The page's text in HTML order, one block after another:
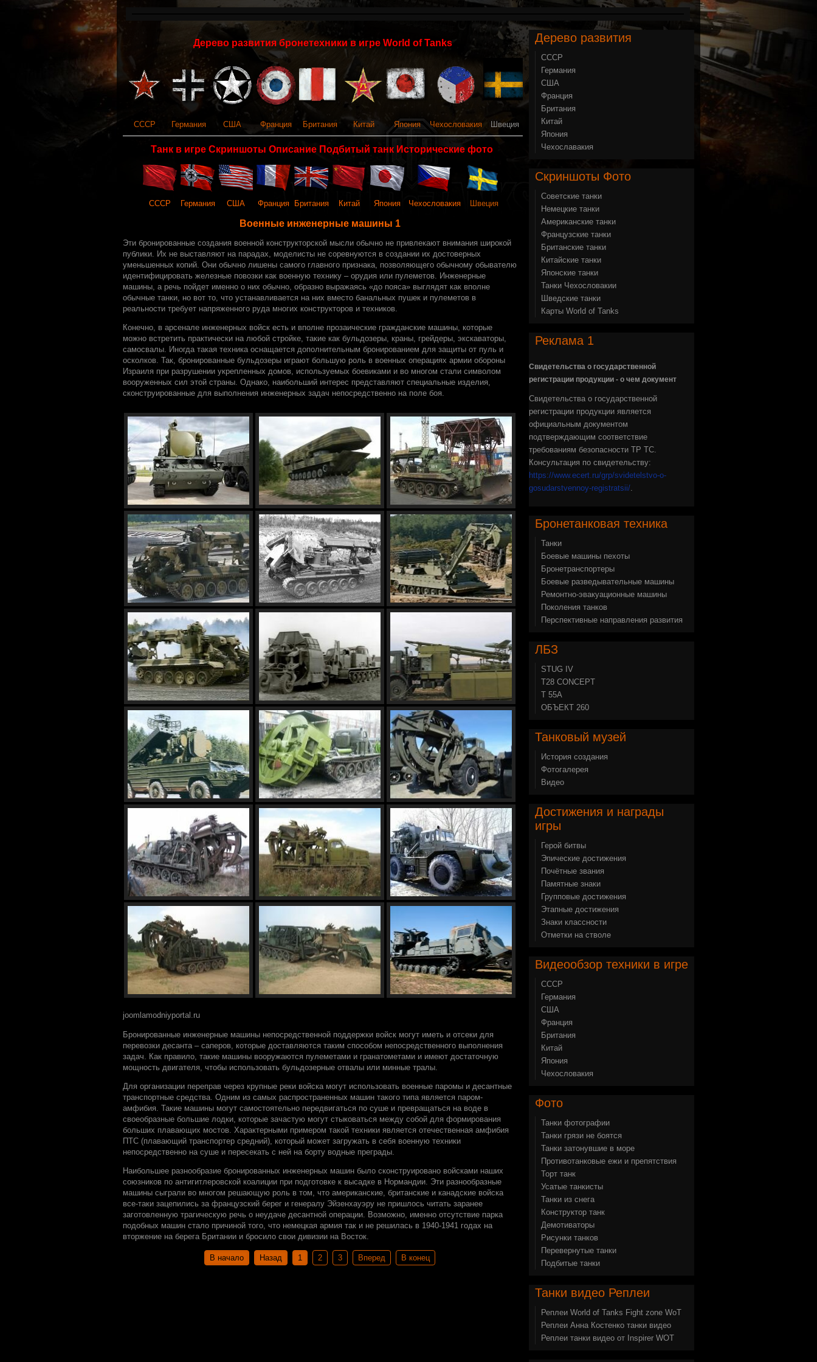
Дерево развития бронетехники в игре World of Tanks
СССР Германия США Франция Британия Китай Япония Чехословакия Швеция
Танк в игре Скриншоты Описание Подбитый танк Исторические фото
СССР Германия США Франция Британия Китай Япония Чехословакия Швеция
Военные инженерные машины 1
Эти бронированные создания военной конструкторской мысли обычно не привлекают внимания широкой
публики. Их не выставляют на парадах, моделисты не соревнуются в создании их достоверных
уменьшенных копий. Они обычно лишены самого главного признака, позволяющего обычному обывателю
идентифицировать железные повозки как военную технику – орудия или пулеметов. Инженерные
машины, а речь пойдет именно о них обычно, образно выражаясь «до пояса» выглядят как вполне
обычные танки, но вот то, что устанавливается на них вместо банальных пушек и пулеметов в
реальности требует напряженного руда многих конструкторов и техников.
Конечно, в арсенале инженерных войск есть и вполне прозаические гражданские машины, которые
можно встретить практически на любой стройке, такие как бульдозеры, краны, грейдеры, экскаваторы,
самосвалы. Иногда такая техника оснащается дополнительным бронированием для защиты от пуль и
осколков. Так, бронированные бульдозеры играют большую роль в военных операциях армии обороны
Израиля при разрушении укрепленных домов, используемых боевиками и во многом стали символом
вооруженных сил этой страны. Однако, наибольший интерес представляют специальные изделия,
сконструированные для выполнения инженерных задач непосредственно на поле боя.
joomlamodniyportal.ru
Бронированные инженерные машины непосредственной поддержки войск могут иметь и отсеки для
перевозки десанта – саперов, которые доставляются таким способом непосредственного выполнения
задач. Как правило, такие машины вооружаются пулеметами и гранатометами и имеют достаточную
мощность двигателя, чтобы использовать бульдозерные отвалы или минные тралы.
Для организации переправ через крупные реки войска могут использовать военные паромы и десантные
транспортные средства. Одним из самых распространенных машин такого типа является паром-
амфибия. Такие машины могут самостоятельно передвигаться по суше и превращаться на воде в
своеобразные большие лодки, которые зачастую могут стыковаться между собой для формирования
больших плавающих мостов. Характерными примером такой техники является отечественная амфибия
ПТС (плавающий транспортер средний), который может загружать в себя военную техники
непосредственно на суше и пересекать с ней на борту водные преграды.
Наибольшее разнообразие бронированных инженерных машин было сконструировано войсками наших
союзников по антигитлеровской коалиции при подготовке к высадке в Нормандии. Эти разнообразные
машины сыграли во многом решающую роль в том, что американские, британские и канадские войска
все-таки зацепились за французский берег и генералу Эйзенхауэру не пришлось читать заранее
заготовленную трагическую речь о неудаче десантной операции. Возможно, именно отсутствие парка
подобных машин стало причиной того, что немецкая армия так и не решилась в 1940-1941 годах на
вторжение на берега Британии и бросило свои дивизии на Восток.
В начало Назад 1 2 3 Вперед В конец
Дерево развития
СССР
Германия
США
Франция
Британия
Китай
Япония
Чехославакия
Скриншоты Фото
Советские танки
Немецкие танки
Американские танки
Французские танки
Британские танки
Китайские танки
Японские танки
Танки Чехословакии
Шведские танки
Карты World of Tanks
Реклама 1
Свидетельства о государственной
регистрации продукции - о чем документ
Свидетельства о государственной
регистрации продукции является
официальным документом
подтверждающим соответствие
требованиям безопасности ТР ТС.
Консультация по свидетельству:
https://www.ecert.ru/grp/svidetelstvo-o-
gosudarstvennoy-registratsii/.
Бронетанковая техника
Танки
Боевые машины пехоты
Бронетранспортеры
Боевые разведывательные машины
Ремонтно-эвакуационные машины
Поколения танков
Перспективные направления развития
ЛБЗ
STUG IV
Т28 CONCEPT
Т 55А
ОБЪЕКТ 260
Танковый музей
История создания
Фотогалерея
Видео
Достижения и награды
игры
Герой битвы
Эпические достижения
Почётные звания
Памятные знаки
Групповые достижения
Этапные достижения
Знаки классности
Отметки на стволе
Видеообзор техники в игре
СССР
Германия
США
Франция
Британия
Китай
Япония
Чехословакия
Фото
Танки фотографии
Танки грязи не боятся
Танки затонувшие в море
Противотанковые ежи и препятствия
Торт танк
Усатые танкисты
Танки из снега
Конструктор танк
Демотиваторы
Рисунки танков
Перевернутые танки
Подбитые танки
Танки видео Реплеи
Реплеи World of Tanks Fight zone WoT
Реплеи Анна Костенко танки видео
Реплеи танки видео от Inspirer WOT